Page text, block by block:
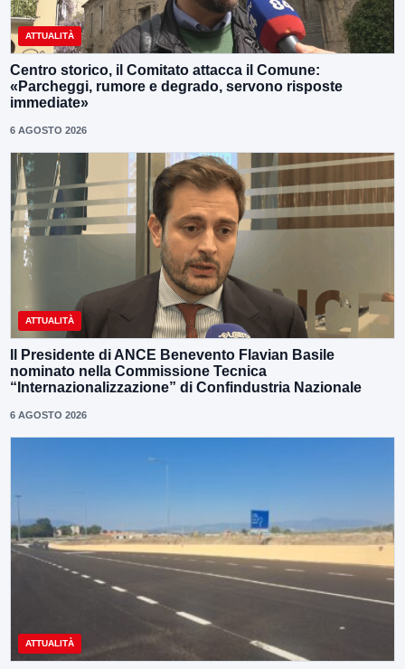
ATTUALITÀ
Centro storico, il Comitato attacca il Comune:
«Parcheggi, rumore e degrado, servono risposte
immediate»
6 AGOSTO 2026
ATTUALITÀ
Il Presidente di ANCE Benevento Flavian Basile
nominato nella Commissione Tecnica
“Internazionalizzazione” di Confindustria Nazionale
6 AGOSTO 2026
ATTUALITÀ